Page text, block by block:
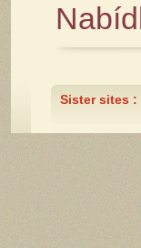
Sister sites :